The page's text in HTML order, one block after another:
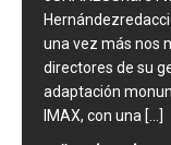
una vez más nos
directores de su
adaptación
[...]